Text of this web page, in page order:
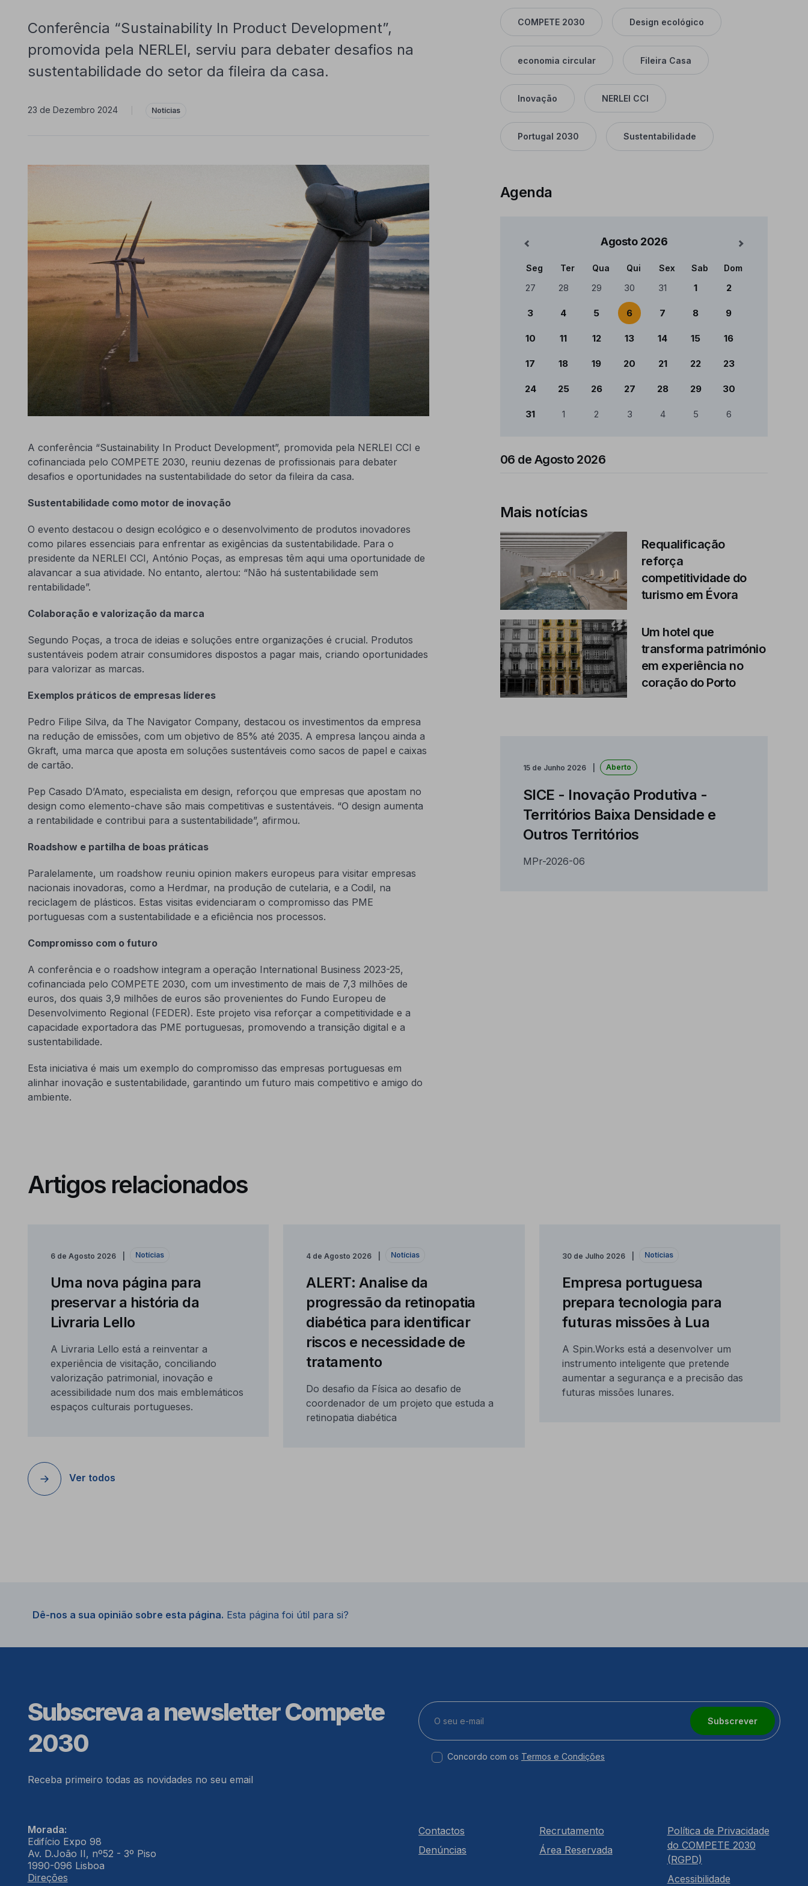
Conferência “Sustainability In Product Development”,
promovida pela NERLEI, serviu para debater desafios na
sustentabilidade do setor da fileira da casa.
23 de Dezembro 2024 Notícias
A conferência “Sustainability In Product Development”, promovida pela NERLEI CCI e
cofinanciada pelo COMPETE 2030, reuniu dezenas de profissionais para debater
desafios e oportunidades na sustentabilidade do setor da fileira da casa.
Sustentabilidade como motor de inovação
O evento destacou o design ecológico e o desenvolvimento de produtos inovadores
como pilares essenciais para enfrentar as exigências da sustentabilidade. Para o
presidente da NERLEI CCI, António Poças, as empresas têm aqui uma oportunidade de
alavancar a sua atividade. No entanto, alertou: “Não há sustentabilidade sem
rentabilidade”.
Colaboração e valorização da marca
Segundo Poças, a troca de ideias e soluções entre organizações é crucial. Produtos
sustentáveis podem atrair consumidores dispostos a pagar mais, criando oportunidades
para valorizar as marcas.
Exemplos práticos de empresas líderes
Pedro Filipe Silva, da The Navigator Company, destacou os investimentos da empresa
na redução de emissões, com um objetivo de 85% até 2035. A empresa lançou ainda a
Gkraft, uma marca que aposta em soluções sustentáveis como sacos de papel e caixas
de cartão.
Pep Casado D’Amato, especialista em design, reforçou que empresas que apostam no
design como elemento-chave são mais competitivas e sustentáveis. “O design aumenta
a rentabilidade e contribui para a sustentabilidade”, afirmou.
Roadshow e partilha de boas práticas
Paralelamente, um roadshow reuniu opinion makers europeus para visitar empresas
nacionais inovadoras, como a Herdmar, na produção de cutelaria, e a Codil, na
reciclagem de plásticos. Estas visitas evidenciaram o compromisso das PME
portuguesas com a sustentabilidade e a eficiência nos processos.
Compromisso com o futuro
A conferência e o roadshow integram a operação International Business 2023-25,
cofinanciada pelo COMPETE 2030, com um investimento de mais de 7,3 milhões de
euros, dos quais 3,9 milhões de euros são provenientes do Fundo Europeu de
Desenvolvimento Regional (FEDER). Este projeto visa reforçar a competitividade e a
capacidade exportadora das PME portuguesas, promovendo a transição digital e a
sustentabilidade.
Esta iniciativa é mais um exemplo do compromisso das empresas portuguesas em
alinhar inovação e sustentabilidade, garantindo um futuro mais competitivo e amigo do
ambiente.
COMPETE 2030 Design ecológico
economia circular Fileira Casa
Inovação NERLEI CCI
Portugal 2030 Sustentabilidade
Agenda
Agosto 2026
Mês Anterior Mês Seguinte
Calendário
Seg Ter Qua Qui Sex Sab Dom
27 28 29 30 31 1 2
3 4 5 6 7 8 9
10 11 12 13 14 15 16
17 18 19 20 21 22 23
24 25 26 27 28 29 30
31 1 2 3 4 5 6
06 de Agosto 2026
Mais notícias
Requalificação
reforça
competitividade do
turismo em Évora
Um hotel que
transforma património
em experiência no
coração do Porto
15 de Junho 2026 Aberto
SICE - Inovação Produtiva -
Territórios Baixa Densidade e
Outros Territórios
MPr-2026-06
Artigos relacionados
6 de Agosto 2026 Notícias
Uma nova página para
preservar a história da
Livraria Lello
A Livraria Lello está a reinventar a
experiência de visitação, conciliando
valorização patrimonial, inovação e
acessibilidade num dos mais emblemáticos
espaços culturais portugueses.
4 de Agosto 2026 Notícias
ALERT: Analise da
progressão da retinopatia
diabética para identificar
riscos e necessidade de
tratamento
Do desafio da Física ao desafio de
coordenador de um projeto que estuda a
retinopatia diabética
30 de Julho 2026 Notícias
Empresa portuguesa
prepara tecnologia para
futuras missões à Lua
A Spin.Works está a desenvolver um
instrumento inteligente que pretende
aumentar a segurança e a precisão das
futuras missões lunares.
Ver todos
Dê-nos a sua opinião sobre esta página. Esta página foi útil para si?
Subscreva a newsletter Compete
2030
Receba primeiro todas as novidades no seu email
Subscrever
Concordo com os Termos e Condições
Morada:
Edifício Expo 98
Av. D.João II, nº52 - 3º Piso
1990-096 Lisboa
Direções
Contactos
Denúncias
Recrutamento
Área Reservada
Política de Privacidade
do COMPETE 2030
(RGPD)
Acessibilidade